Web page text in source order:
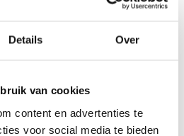
Details Over
van cookies
content en advertenties te
voor social media te bieden